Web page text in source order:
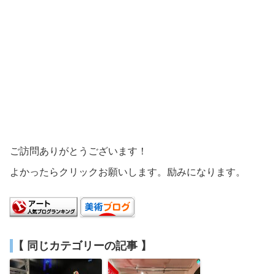
ご訪問ありがとうございます！
よかったらクリックお願いします。励みになります。
【 同じカテゴリーの記事 】